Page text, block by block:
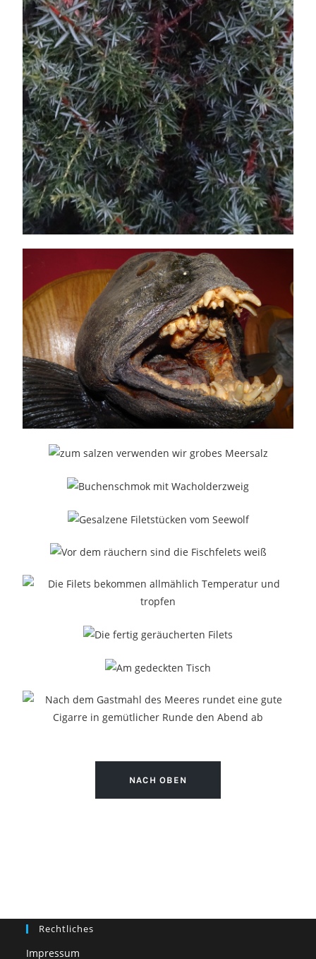
NACH OBEN
Rechtliches
Impressum